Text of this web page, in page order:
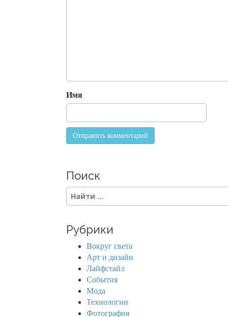
i
o
Имя
Поиск
S
e
c
Рубрики
Вокруг света
Арт и дизайн
Лайфстайл
События
Мода
Технологии
Фотография